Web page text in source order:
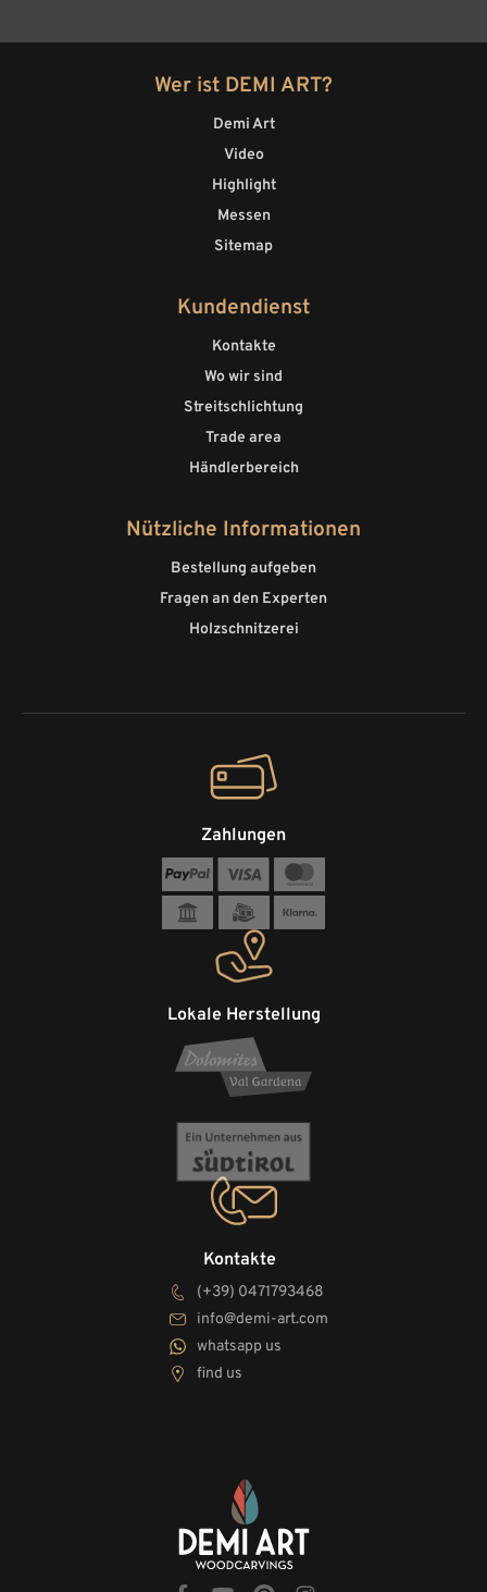
Wer ist DEMI ART?
Demi Art
Video
Highlight
Messen
Sitemap
Kundendienst
Kontakte
Wo wir sind
Streitschlichtung
Trade area
Händlerbereich
Nützliche Informationen
Bestellung aufgeben
Fragen an den Experten
Holzschnitzerei
Kontakte
(+39) 0471793468
info@demi-art.com
whatsapp us
find us
Lokale Herstellung
Zahlungen